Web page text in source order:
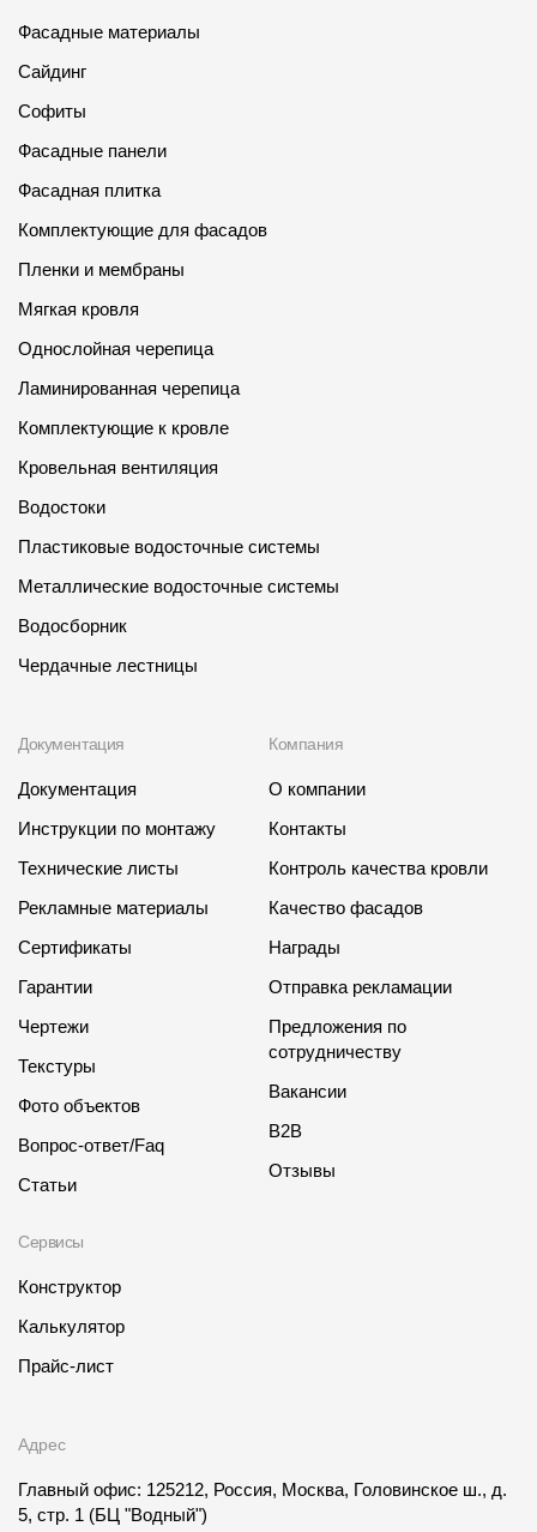
Фасадные материалы
Сайдинг
Софиты
Фасадные панели
Фасадная плитка
Комплектующие для фасадов
Пленки и мембраны
Мягкая кровля
Однослойная черепица
Ламинированная черепица
Комплектующие к кровле
Кровельная вентиляция
Водостоки
Пластиковые водосточные системы
Металлические водосточные системы
Водосборник
Чердачные лестницы
Документация
Документация
Инструкции по монтажу
Технические листы
Рекламные материалы
Сертификаты
Гарантии
Чертежи
Текстуры
Фото объектов
Вопрос-ответ/Faq
Статьи
Сервисы
Конструктор
Калькулятор
Прайс-лист
Компания
О компании
Контакты
Контроль качества кровли
Качество фасадов
Награды
Отправка рекламации
Предложения по
сотрудничеству
Вакансии
B2B
Отзывы
Адрес
Главный офис: 125212, Россия, Москва, Головинское ш., д.
5, стр. 1 (БЦ "Водный")